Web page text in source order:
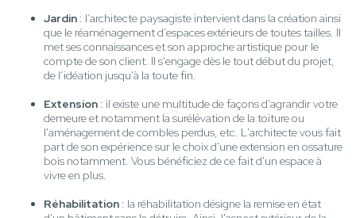
Jardin : l’architecte paysagiste intervient dans la création ainsi
que le réaménagement d’espaces extérieurs de toutes tailles. Il
met ses connaissances et son approche artistique pour le
compte de son client. Il s'engage dès le tout début du projet,
de l’idéation jusqu'à la toute fin.
Extension : il existe une multitude de façons d'agrandir votre
demeure et notamment la surélévation de la toiture ou
l'aménagement de combles perdus, etc. L'architecte vous fait
part de son expérience sur le choix d'une extension en ossature
bois notamment. Vous bénéficiez de ce fait d'un espace à
vivre en plus.
Réhabilitation : la réhabilitation désigne la remise en état